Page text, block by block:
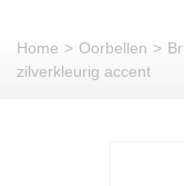
Home > Oorbellen >
zilverkleurig accent